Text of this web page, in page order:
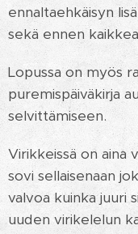
ennaltaehkäisyn
sekä ennen
Lopussa on myös
puremispäiväkirja
selvittämiseen.
Virikkeissä on aina
sovi sellaisenaan
valvoa kuinka juuri
uuden virikelelun